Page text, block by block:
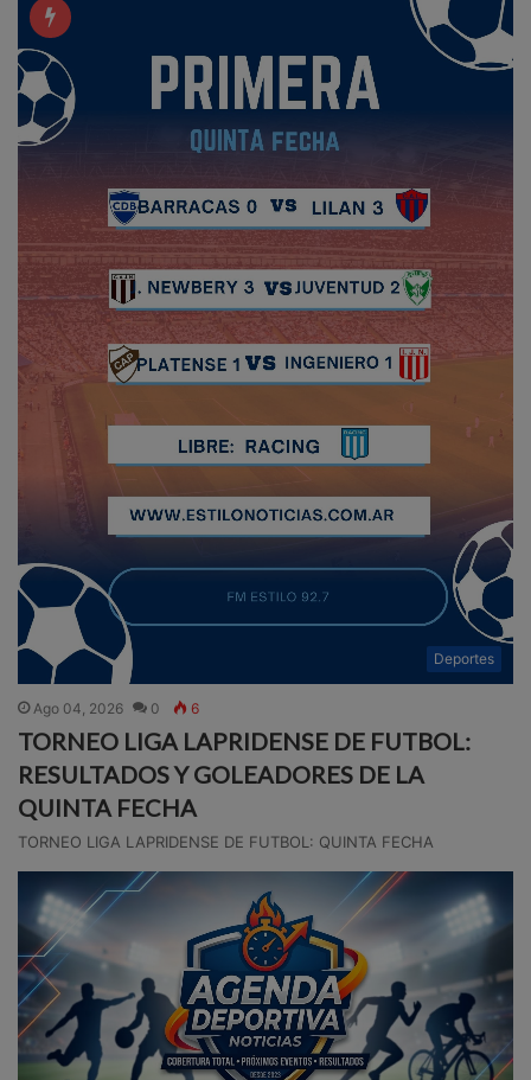
Deportes
Ago 04, 2026 0 6
TORNEO LIGA LAPRIDENSE DE FUTBOL:
RESULTADOS Y GOLEADORES DE LA
QUINTA FECHA
TORNEO LIGA LAPRIDENSE DE FUTBOL: QUINTA FECHA